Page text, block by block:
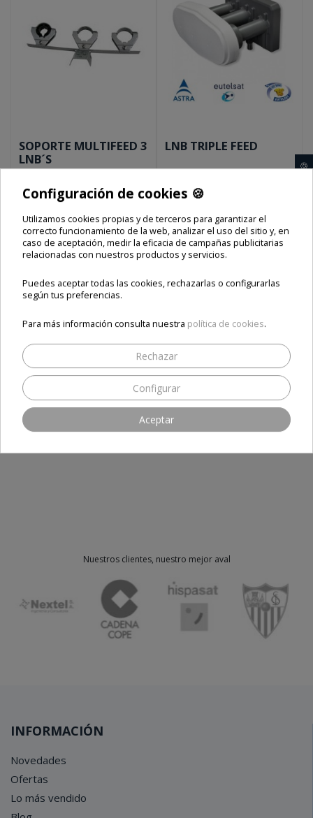
SOPORTE MULTIFEED 3
LNB´S
Precio final
29,00 €
Envío e impuestos incluidos
Añadir al carrito
LNB TRIPLE FEED
Precio final
Envío e impuestos incluidos
Opiniones
SEA EL PRIMERO EN ESCRIBIR UNA RESEÑA
Nuestros clientes, nuestro mejor aval
INFORMACIÓN
Novedades
Ofertas
Lo más vendido
Configuración de cookies 🍪
Utilizamos cookies propias y de terceros para garantizar el
correcto funcionamiento de la web, analizar el uso del sitio y, en
caso de aceptación, medir la eficacia de campañas publicitarias
relacionadas con nuestros productos y servicios.
Puedes aceptar todas las cookies, rechazarlas o configurarlas
según tus preferencias.
Para más información consulta nuestra política de cookies.
Rechazar
Configurar
Aceptar
🍪